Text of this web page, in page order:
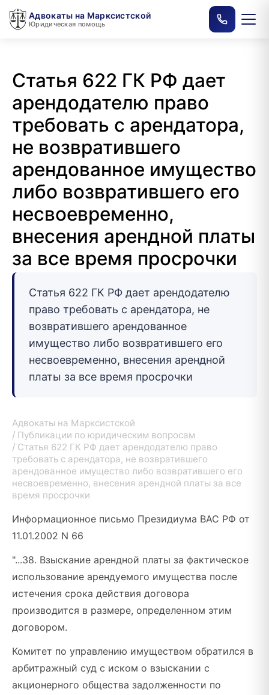
Адвокаты на Марксистской
Юридическая помощь
Статья 622 ГК РФ дает
арендодателю право
требовать с арендатора,
не возвратившего
арендованное имущество
либо возвратившего его
несвоевременно,
внесения арендной платы
за все время просрочки
Статья 622 ГК РФ дает арендодателю
право требовать с арендатора, не
возвратившего арендованное
имущество либо возвратившего его
несвоевременно, внесения арендной
платы за все время просрочки
Адвокаты на Марксистской
Публикации по юридическим вопросам
Статья 622 ГК РФ дает арендодателю право
требовать с арендатора, не возвратившего
арендованное имущество либо возвратившего его
несвоевременно, внесения арендной платы за все
время просрочки
Информационное письмо Президиума ВАС РФ от
11.01.2002 N 66
"...38. Взыскание арендной платы за фактическое
использование арендуемого имущества после
истечения срока действия договора
производится в размере, определенном этим
договором.
Комитет по управлению имуществом обратился в
арбитражный суд с иском о взыскании с
акционерного общества задолженности по